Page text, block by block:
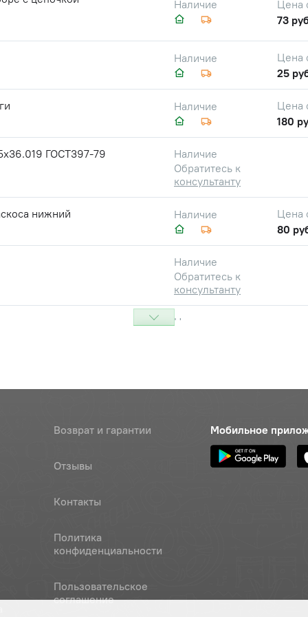
Наличие
Цена
73
Наличие
Цена
25
Наличие
Цена
180
ГОСТ397-79
Наличие
Обратитесь к
консультанту
нижний Наличие
Цена
80
Наличие
Обратитесь к
консультанту
Наличие
ГОСТ397-79
Наличие
Обратитесь к
консультанту
Возврат и гарантии
Отзывы
Контакты
Политика
конфиденциальности
Пользовательское
соглашение
Мобильное